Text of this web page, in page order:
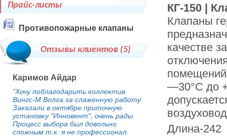
КГ-150 |
Клапаны
качестве
помещений
—30°С до
Длина-242
Прайс-листы
Противопожарные клапаны
Отзывы клиентов (5)
Каримов Айдар
“Хочу поблагодарить коллектив
Вингс-М Волга за слаженную работу.
Заказали в октябре приточную
установку "Инновент", очень рады.
Процесс выбора был довольно
сложным т.к. я не профессионал.